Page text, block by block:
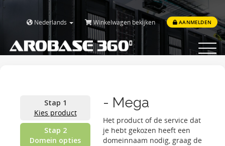
Nederlands Winkelwagen bekijken AANMELDEN
Toggle
Stap 1
Kies product
Stap 2
Domein opties
- Mega
Het product of de service dat
je hebt gekozen heeft een
domeinnaam nodig, graag de